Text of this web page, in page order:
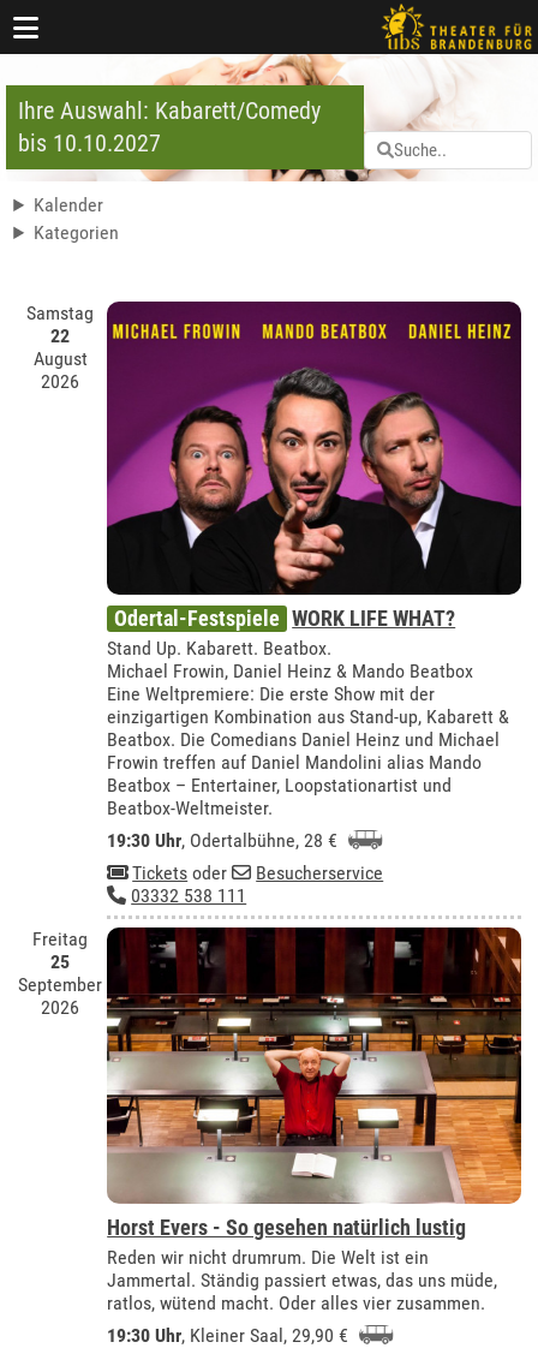
Ihre Auswahl: Kabarett/Comedy
bis 10.10.2027
Kalender
Kategorien
Samstag
22
August
2026
Odertal-Festspiele WORK LIFE WHAT?
Stand Up. Kabarett. Beatbox.
Michael Frowin, Daniel Heinz & Mando Beatbox
Eine Weltpremiere: Die erste Show mit der
einzigartigen Kombination aus Stand-up, Kabarett &
Beatbox. Die Comedians Daniel Heinz und Michael
Frowin treffen auf Daniel Mandolini alias Mando
Beatbox – Entertainer, Loopstationartist und
Beatbox-Weltmeister.
19:30 Uhr, Odertalbühne, 28 €
Tickets oder
Besucherservice
03332 538 111
Freitag
25
September
2026
Horst Evers - So gesehen natürlich lustig
Reden wir nicht drumrum. Die Welt ist ein
Jammertal. Ständig passiert etwas, das uns müde,
ratlos, wütend macht. Oder alles vier zusammen.
19:30 Uhr, Kleiner Saal, 29,90 €